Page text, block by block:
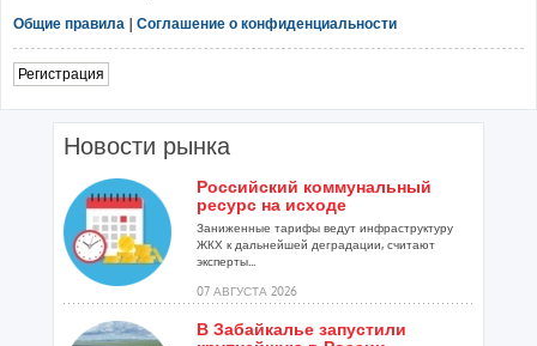
Общие правила | Соглашение о конфиденциальности
Регистрация
Новости рынка
Российский коммунальный
ресурс на исходе
Заниженные тарифы ведут инфраструктуру
ЖКХ к дальнейшей деградации, считают
эксперты...
07 АВГУСТА 2026
В Забайкалье запустили